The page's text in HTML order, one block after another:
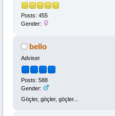
Posts: 455
Gender:
bello
Adviser
Posts: 588
Gender:
Göçler, göçler, göçler...